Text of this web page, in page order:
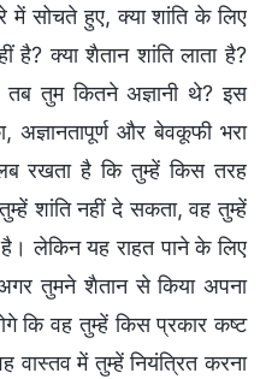
में सोचते हुए, क्या शांति के लिए
है? क्या शैतान शांति लाता है?
तब तुम कितने अज्ञानी थे? इस
और बेवकूफी भरा
रखता है कि तुम्हें किस तरह
शांति नहीं दे सकता, वह तुम्हें
लेकिन यह राहत पाने के लिए
अगर तुमने शैतान से किया अपना
कि वह तुम्हें किस प्रकार कष्ट
वास्तव में तुम्हें नियंत्रित करना